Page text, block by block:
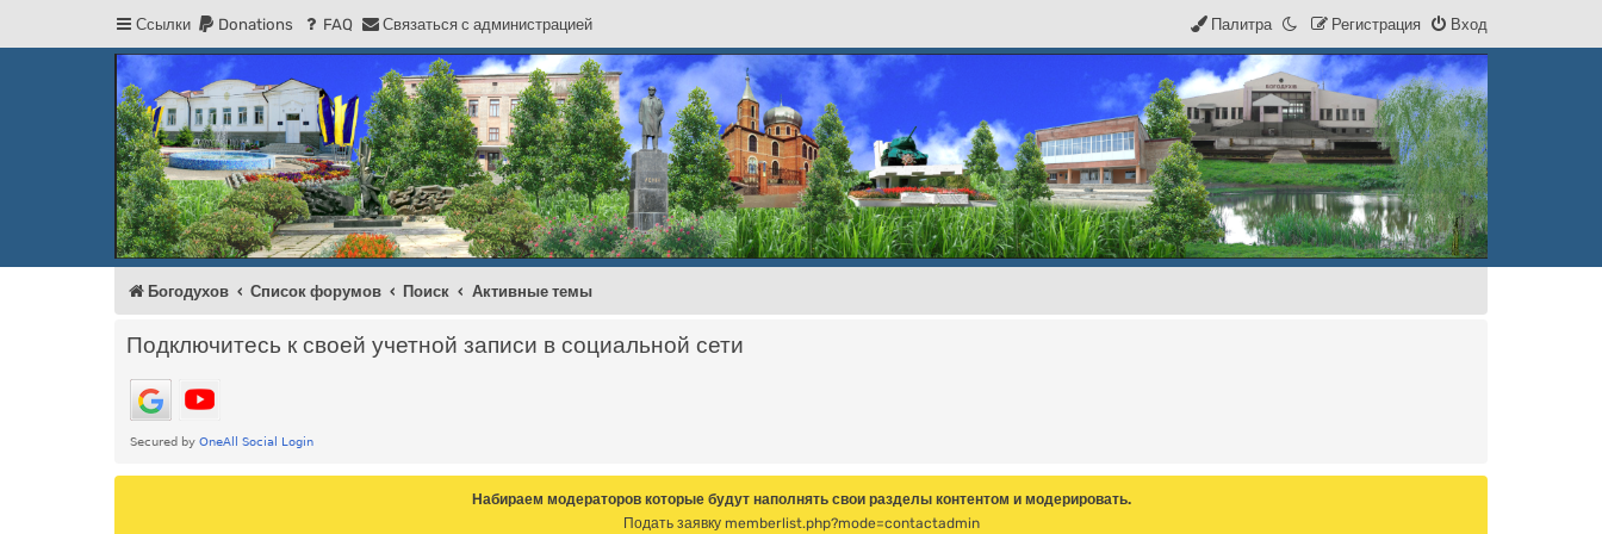
Ссылки Donations FAQ Связаться с администрацией Вход
Регистрация
Палитра
Регистрация
Форум Богодухова
Богодухов
Богодухов Список форумов Поиск Активные темы
Подключитесь к своей учетной записи в социальной сети
Набираем модераторов которые будут наполнять свои разделы контентом и модерировать.
Подать заявку memberlist.php?mode=contactadmin